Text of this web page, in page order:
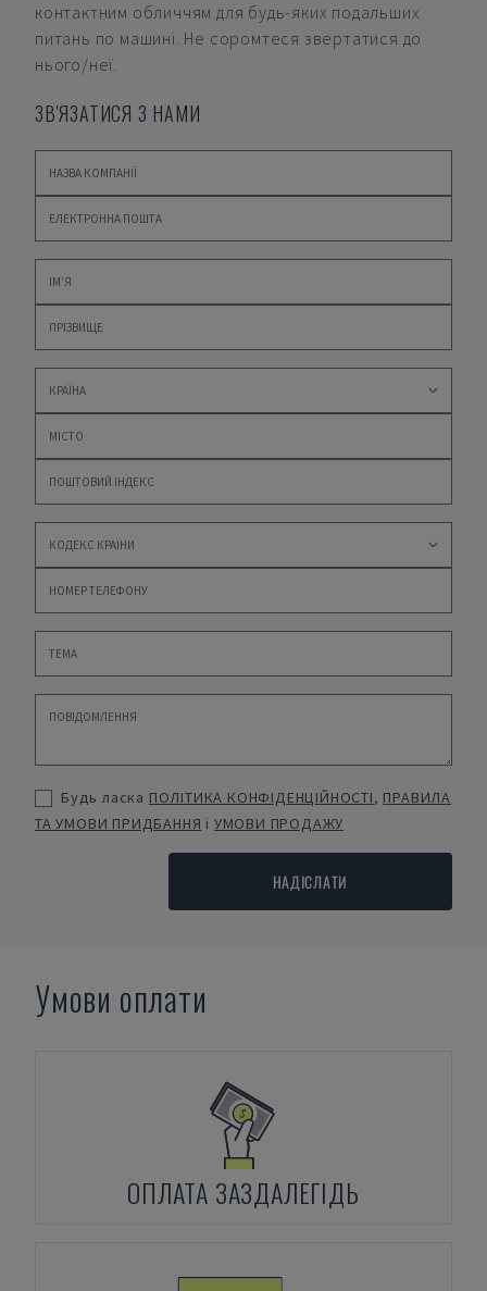
контактним обличчям для будь-яких подальших
питань по машині. Не соромтеся звертатися до
нього/неї.
ЗВ'ЯЗАТИСЯ З НАМИ
Будь ласка ПОЛІТИКА КОНФІДЕНЦІЙНОСТІ, ПРАВИЛА
ТА УМОВИ ПРИДБАННЯ і УМОВИ ПРОДАЖУ
НАДІСЛАТИ
Умови оплати
ОПЛАТА ЗАЗДАЛЕГІДЬ